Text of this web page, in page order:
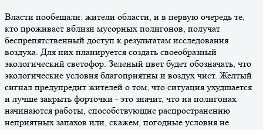
Власти пообещали: жители области, и в первую очередь те,
кто проживает вблизи мусорных полигонов, получат
беспрепятственный доступ к результатам исследования
воздуха. Для них планируется создать своеобразный
экологический светофор. Зеленый цвет будет обозначать, что
экологические условия благоприятны и воздух чист. Желтый
сигнал предупредит жителей о том, что ситуация ухудшается
и лучше закрыть форточки - это значит, что на полигонах
начинаются работы, способствующие распространению
неприятных запахов или, скажем, погодные условия не